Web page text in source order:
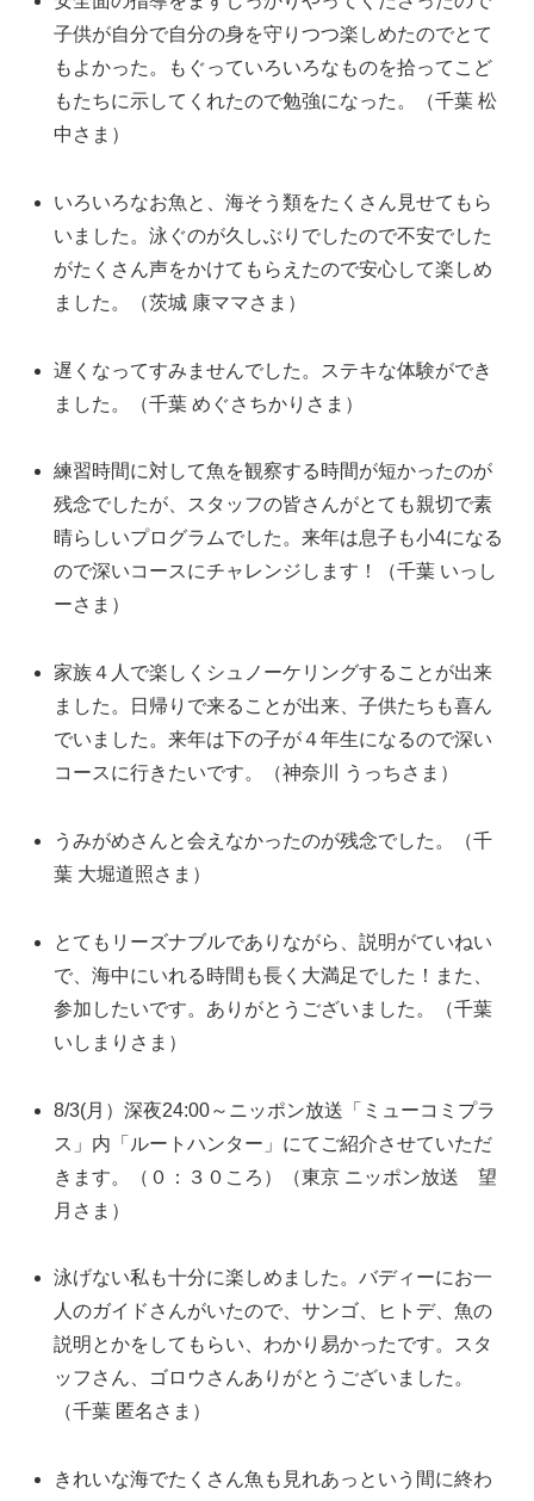
子供が自分で自分の身を守りつつ楽しめたのでとて
もよかった。もぐっていろいろなものを拾ってこど
もたちに示してくれたので勉強になった。（千葉 松
中さま）
いろいろなお魚と、海そう類をたくさん見せてもら
いました。泳ぐのが久しぶりでしたので不安でした
がたくさん声をかけてもらえたので安心して楽しめ
ました。（茨城 康ママさま）
遅くなってすみませんでした。ステキな体験ができ
ました。（千葉 めぐさちかりさま）
練習時間に対して魚を観察する時間が短かったのが
残念でしたが、スタッフの皆さんがとても親切で素
晴らしいプログラムでした。来年は息子も小4になる
ので深いコースにチャレンジします！（千葉 いっし
ーさま）
家族４人で楽しくシュノーケリングすることが出来
ました。日帰りで来ることが出来、子供たちも喜ん
でいました。来年は下の子が４年生になるので深い
コースに行きたいです。（神奈川 うっちさま）
うみがめさんと会えなかったのが残念でした。（千
葉 大堀道照さま）
とてもリーズナブルでありながら、説明がていねい
で、海中にいれる時間も長く大満足でした！また、
参加したいです。ありがとうございました。（千葉
いしまりさま）
8/3(月）深夜24:00～ニッポン放送「ミューコミプラ
ス」内「ルートハンター」にてご紹介させていただ
きます。（０：３０ころ）（東京 ニッポン放送 望
月さま）
泳げない私も十分に楽しめました。バディーにお一
人のガイドさんがいたので、サンゴ、ヒトデ、魚の
説明とかをしてもらい、わかり易かったです。スタ
ッフさん、ゴロウさんありがとうございました。
（千葉 匿名さま）
きれいな海でたくさん魚も見れあっという間に終わ